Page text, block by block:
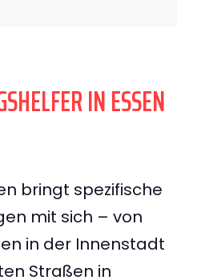
IN ESSEN
bringt spezifische
mit sich – von
in der Innenstadt
Straßen in